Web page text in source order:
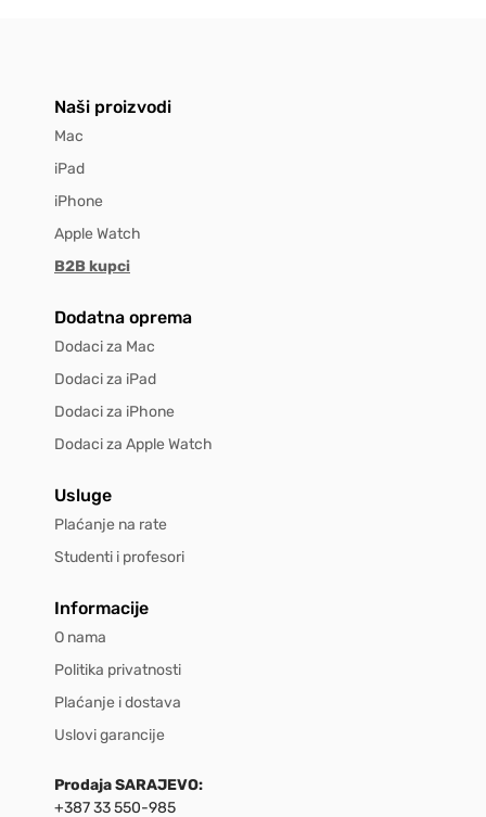
Naši proizvodi
Mac
iPad
iPhone
Apple Watch
B2B kupci
Dodatna oprema
Dodaci za Mac
Dodaci za iPad
Dodaci za iPhone
Dodaci za Apple Watch
Usluge
Plaćanje na rate
Studenti i profesori
Informacije
O nama
Politika privatnosti
Plaćanje i dostava
Uslovi garancije
Prodaja SARAJEVO:
+387 33 550-985